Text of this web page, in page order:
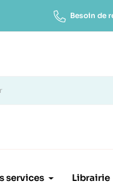
Besoin de
services Librairie